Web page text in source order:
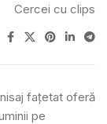
Cercei cu clips
fațetat oferă
pe